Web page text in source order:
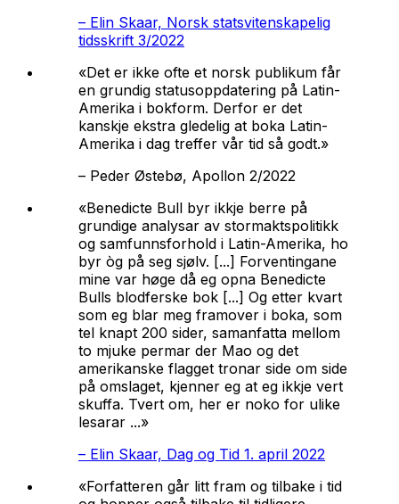
– Elin Skaar, Norsk statsvitenskapelig
tidsskrift 3/2022
«Det er ikke ofte et norsk publikum får
en grundig statusoppdatering på Latin-
Amerika i bokform. Derfor er det
kanskje ekstra gledelig at boka Latin-
Amerika i dag treffer vår tid så godt.»
– Peder Østebø, Apollon 2/2022
«Benedicte Bull byr ikkje berre på
grundige analysar av stormaktspolitikk
og samfunnsforhold i Latin-Amerika, ho
byr òg på seg sjølv. [...] Forventingane
mine var høge då eg opna Benedicte
Bulls blodferske bok [...] Og etter kvart
som eg blar meg framover i boka, som
tel knapt 200 sider, samanfatta mellom
to mjuke permar der Mao og det
amerikanske flagget tronar side om side
på omslaget, kjenner eg at eg ikkje vert
skuffa. Tvert om, her er noko for ulike
lesarar ...»
– Elin Skaar, Dag og Tid 1. april 2022
«Forfatteren går litt fram og tilbake i tid